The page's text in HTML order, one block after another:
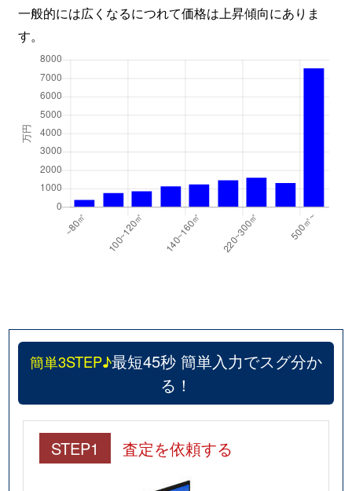
一般的には広くなるにつれて価格は上昇傾向にありま
す。
簡単3STEP♪最短45秒 簡単入力でスグ分か
る！
STEP1 査定を依頼する